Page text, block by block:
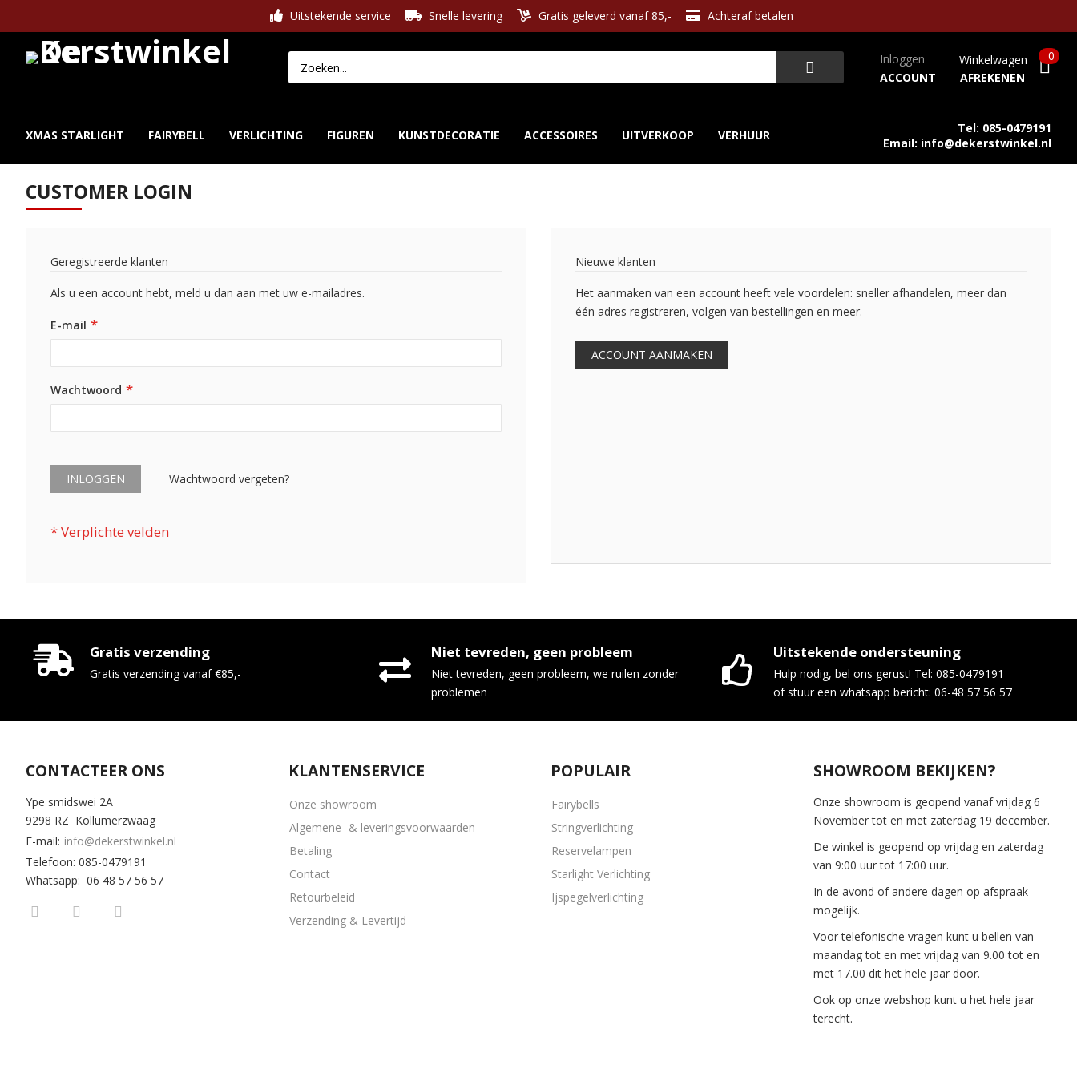
Uitstekende service Snelle levering Gratis geleverd vanaf 85,- Achteraf betalen
Inloggen
ACCOUNT
Winkelwagen
AFREKENEN
0
XMAS STARLIGHT FAIRYBELL VERLICHTING FIGUREN KUNSTDECORATIE ACCESSOIRES UITVERKOOP VERHUUR
Tel: 085-0479191
Email: info@dekerstwinkel.nl
CUSTOMER LOGIN
Geregistreerde klanten
Als u een account hebt, meld u dan aan met uw e-mailadres.
E-mail
Wachtwoord
INLOGGEN Wachtwoord vergeten?
Nieuwe klanten
Het aanmaken van een account heeft vele voordelen: sneller afhandelen, meer dan
één adres registreren, volgen van bestellingen en meer.
ACCOUNT AANMAKEN
Gratis verzending
Gratis verzending vanaf €85,-
Niet tevreden, geen probleem
Niet tevreden, geen probleem, we ruilen zonder
problemen
Uitstekende ondersteuning
Hulp nodig, bel ons gerust! Tel: 085-0479191
of stuur een whatsapp bericht: 06-48 57 56 57
CONTACTEER ONS
Ype smidswei 2A
9298 RZ Kollumerzwaag
E-mail: info@dekerstwinkel.nl
Telefoon: 085-0479191
Whatsapp: 06 48 57 56 57
KLANTENSERVICE
Onze showroom
Algemene- & leveringsvoorwaarden
Betaling
Contact
Retourbeleid
Verzending & Levertijd
POPULAIR
Fairybells
Stringverlichting
Reservelampen
Starlight Verlichting
Ijspegelverlichting
SHOWROOM BEKIJKEN?
Onze showroom is geopend vanaf vrijdag 6
November tot en met zaterdag 19 december.
De winkel is geopend op vrijdag en zaterdag
van 9:00 uur tot 17:00 uur.
In de avond of andere dagen op afspraak
mogelijk.
Voor telefonische vragen kunt u bellen van
maandag tot en met vrijdag van 9.00 tot en
met 17.00 dit het hele jaar door.
Ook op onze webshop kunt u het hele jaar
terecht.